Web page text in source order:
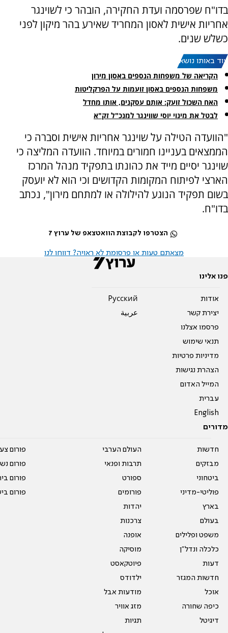
בדו"ח שפרסמה ועדת החקירה, הובהר כי לשוינגר
אחריות אישית לאסון המחריד שאירע בהר מיקון לפני
כשלש שנים.
עוד באותו נושא:
הקריאה של משפחות הנספים באסון מירון
משפחות הנספים באסון זועמות על הפרקליטות
האח השכול זועק: אותם עסקנים, אותו מחדל
לבטל את מינוי יוסי שווינגר למנכ"ל זק"א
"הוועדה הטילה על שוינגר אחריות אישית וסברה כי
הממצאים בעניינו חמורים במיוחד. הוועדה המליצה כי
שוינגר יסיים מייד את כהונתו בתפקיד מנהל המרכז
הארצי לפיתוח המקומות הקדושים וכי הוא לא יועסק
בשום תפקיד הנוגע להילולה או למתחם מירון", נכתב
בדו"ח.
הצטרפו לקבוצת הוואטצאפ של ערוץ 7
מצאתם טעות או פרסומת לא ראויה? דווחו לנו
פנו אלינו
אודות
יצירת קשר
פרסמו אצלנו
תנאי שימוש
מדיניות פרטיות
הצהרת נגישות
המייל האדום
עברית
English
Pусский
عربية
מדורים
חדשות
מבזקים
ביטחוני
פוליטי-מדיני
בארץ
בעולם
משפט ופלילים
כלכלה ונדל"ן
דעות
חדשות המגזר
אוכל
כיפה שחורה
דיגיטל
העולם הערבי
תרבות ופנאי
ספורט
פורומים
יהדות
צרכנות
אופנה
מוסיקה
פיוטקאסט
ילדודס
מודעות אבל
מזג אוויר
תגיות
פורום
פורום
פורום
פורום